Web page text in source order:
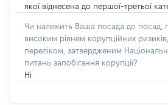
якої віднесена до першої-третьої
Чи належить Ваша посада до посад,
високим рівнем корупційних ризиків,
переліком, затвердженим
питань запобігання корупції?
Ні